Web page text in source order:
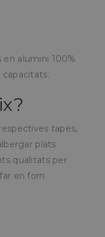
alumini 100%
tapes,
plats
qualitats per
en forn